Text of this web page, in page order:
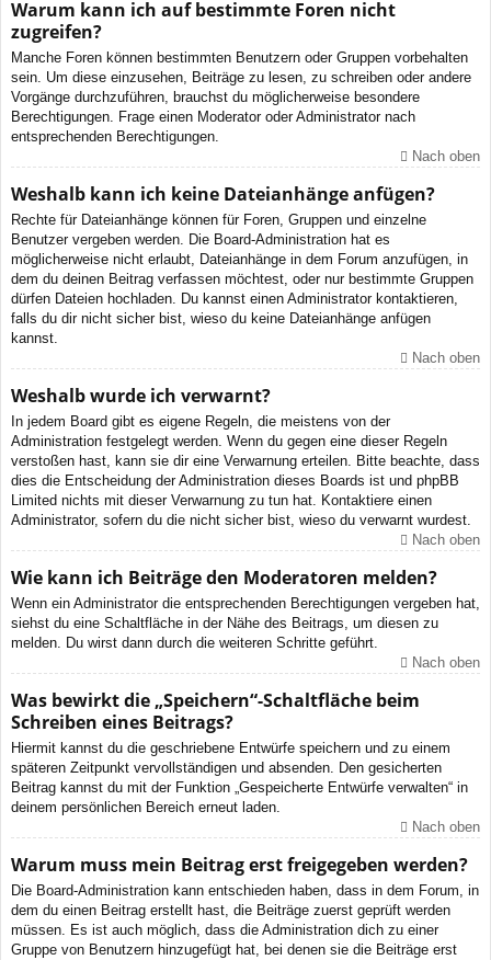
Warum kann ich auf bestimmte Foren nicht
zugreifen?
Manche Foren können bestimmten Benutzern oder Gruppen vorbehalten
sein. Um diese einzusehen, Beiträge zu lesen, zu schreiben oder andere
Vorgänge durchzuführen, brauchst du möglicherweise besondere
Berechtigungen. Frage einen Moderator oder Administrator nach
entsprechenden Berechtigungen.
Nach oben
Weshalb kann ich keine Dateianhänge anfügen?
Rechte für Dateianhänge können für Foren, Gruppen und einzelne
Benutzer vergeben werden. Die Board-Administration hat es
möglicherweise nicht erlaubt, Dateianhänge in dem Forum anzufügen, in
dem du deinen Beitrag verfassen möchtest, oder nur bestimmte Gruppen
dürfen Dateien hochladen. Du kannst einen Administrator kontaktieren,
falls du dir nicht sicher bist, wieso du keine Dateianhänge anfügen
kannst.
Nach oben
Weshalb wurde ich verwarnt?
In jedem Board gibt es eigene Regeln, die meistens von der
Administration festgelegt werden. Wenn du gegen eine dieser Regeln
verstoßen hast, kann sie dir eine Verwarnung erteilen. Bitte beachte, dass
dies die Entscheidung der Administration dieses Boards ist und phpBB
Limited nichts mit dieser Verwarnung zu tun hat. Kontaktiere einen
Administrator, sofern du die nicht sicher bist, wieso du verwarnt wurdest.
Nach oben
Wie kann ich Beiträge den Moderatoren melden?
Wenn ein Administrator die entsprechenden Berechtigungen vergeben hat,
siehst du eine Schaltfläche in der Nähe des Beitrags, um diesen zu
melden. Du wirst dann durch die weiteren Schritte geführt.
Nach oben
Was bewirkt die „Speichern“-Schaltfläche beim
Schreiben eines Beitrags?
Hiermit kannst du die geschriebene Entwürfe speichern und zu einem
späteren Zeitpunkt vervollständigen und absenden. Den gesicherten
Beitrag kannst du mit der Funktion „Gespeicherte Entwürfe verwalten“ in
deinem persönlichen Bereich erneut laden.
Nach oben
Warum muss mein Beitrag erst freigegeben werden?
Die Board-Administration kann entschieden haben, dass in dem Forum, in
dem du einen Beitrag erstellt hast, die Beiträge zuerst geprüft werden
müssen. Es ist auch möglich, dass die Administration dich zu einer
Gruppe von Benutzern hinzugefügt hat, bei denen sie die Beiträge erst